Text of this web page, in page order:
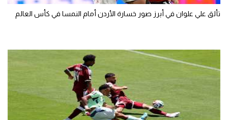
تألق علي علوان في أبرز صور خسارة الأردن أمام النمسا في كأس العالم